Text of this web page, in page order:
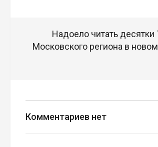
Надоело читать
Московского региона в
Комментариев нет